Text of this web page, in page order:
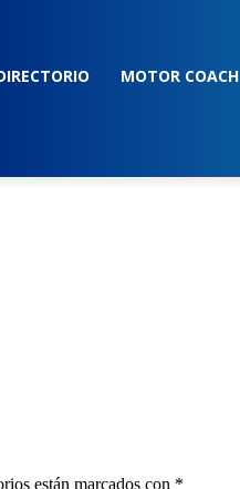
MOTOR COACH
están marcados con *